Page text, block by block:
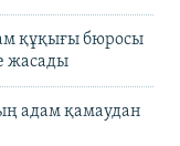
құқығы бюросы
жасады
адам қамаудан